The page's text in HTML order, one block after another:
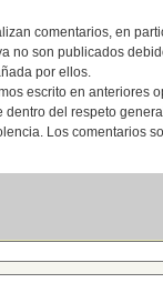
comentarios, en
no son publicados
por ellos.
escrito en anteriores
del respeto
Los comentarios